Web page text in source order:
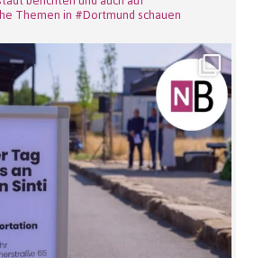
Themen in #Dortmund schauen